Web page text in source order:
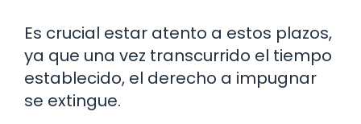
Es crucial estar atento a estos plazos,
ya que una vez transcurrido el tiempo
establecido, el derecho a impugnar
se extingue.